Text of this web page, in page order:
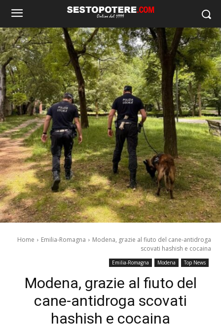
Home Emilia-Romagna
Modena, grazie al fiuto del cane-antidroga
scovati hashish e cocaina
Emilia-Romagna Modena Top News
Modena, grazie al fiuto del
cane-antidroga scovati
hashish e cocaina